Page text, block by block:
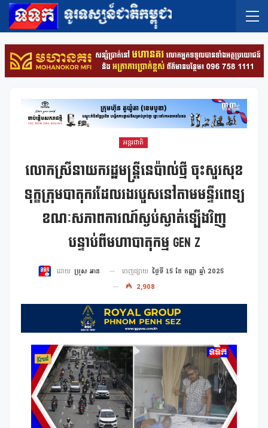
អន្តរជាតិ
លោកស្រីនាយករដ្ឋមន្ត្រីនេប៉ាល់ថ្មី ចុះសួរសុខ
ទុក្ខក្រុមបាតុករដែលរងរបួសនៅតាមមន្ទីរពេទ្យ
ខណៈសភាពការណ៍ស្ងប់ស្ងាត់ឡើងវិញ
បន្ទាប់ពីមហាបាតុកម្ម Gen Z
ដោយ ប្រុស អាន ចេញផ្សាយ ថ្ងៃទី 15 ខែ កញ្ញា ឆ្នាំ 2025
2,908